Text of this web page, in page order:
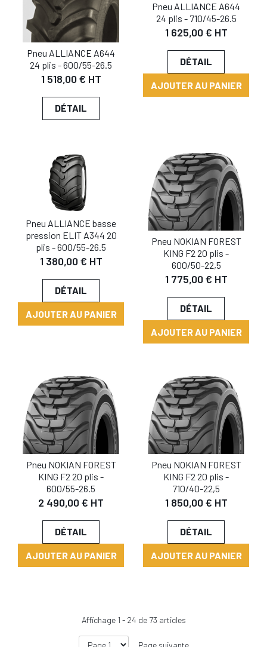
Pneu ALLIANCE A644
24 plis - 600/55-26.5
1 518,00 € HT
DÉTAIL
Pneu ALLIANCE A644
24 plis - 710/45-26.5
1 625,00 € HT
DÉTAIL
AJOUTER AU PANIER
Pneu ALLIANCE basse
pression ELIT A344 20
plis - 600/55-26.5
1 380,00 € HT
DÉTAIL
AJOUTER AU PANIER
Pneu NOKIAN FOREST
KING F2 20 plis -
600/50-22,5
1 775,00 € HT
DÉTAIL
AJOUTER AU PANIER
Pneu NOKIAN FOREST
KING F2 20 plis -
600/55-26.5
2 490,00 € HT
DÉTAIL
AJOUTER AU PANIER
Pneu NOKIAN FOREST
KING F2 20 plis -
710/40-22,5
1 850,00 € HT
DÉTAIL
AJOUTER AU PANIER
Affichage 1 - 24 de 73 articles
Page suivante